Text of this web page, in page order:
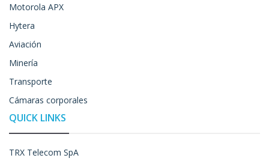
Motorola APX
Hytera
Aviación
Minería
Transporte
Cámaras corporales
QUICK LINKS
TRX Telecom SpA